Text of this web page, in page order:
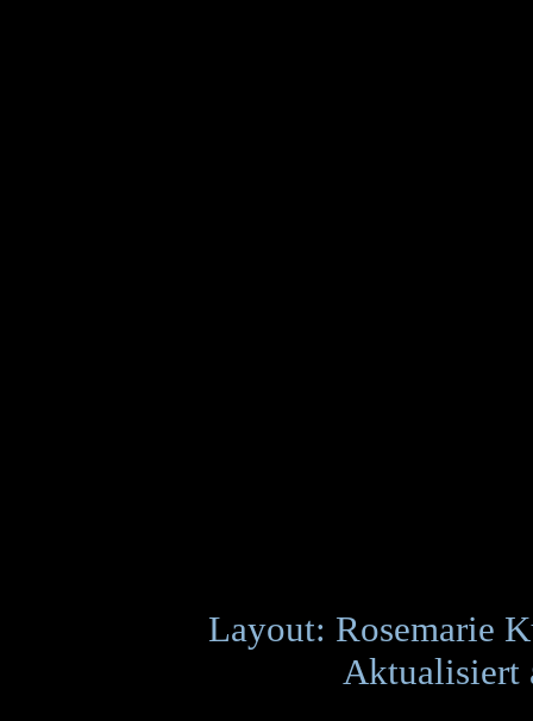
Layout: Rosemarie
Aktualisiert